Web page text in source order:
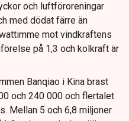
och luftföroreningar
med dödat färre än
mot vindkraftens
på 1,3 och kolkraft är
Banqiao i Kina brast
och 240 000 och flertalet
Mellan 5 och 6,8 miljoner